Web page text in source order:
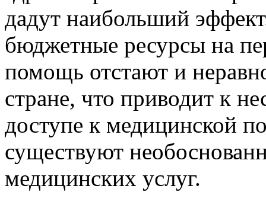
дадут наибольший
бюджетные ресурсы на
помощь отстают и
стране, что приводит к
доступе к медицинской
существуют
медицинских услуг.